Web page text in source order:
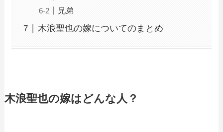
兄弟
木浪聖也の嫁についてのまとめ
木浪聖也の嫁はどんな人？